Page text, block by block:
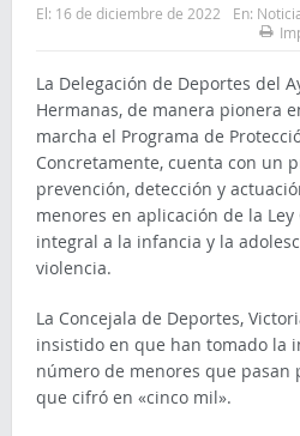
El: 16 de diciembre de 2022 En:
La Delegación de Deportes del
Hermanas, de manera pionera
marcha el Programa de
Concretamente, cuenta con un
prevención, detección y
menores en aplicación de la
integral a la infancia y la
violencia.
La Concejala de Deportes,
insistido en que han tomado la
número de menores que pasan
que cifró en «cinco mil».